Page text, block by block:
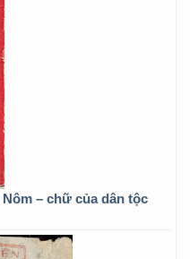
– chữ của dân tộc